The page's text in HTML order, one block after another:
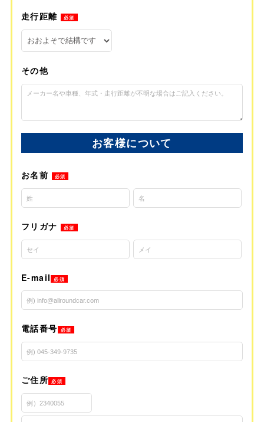
走行距離 必須
その他
お客様について
お名前 必須
フリガナ 必須
E-mail 必須
電話番号 必須
ご住所 必須